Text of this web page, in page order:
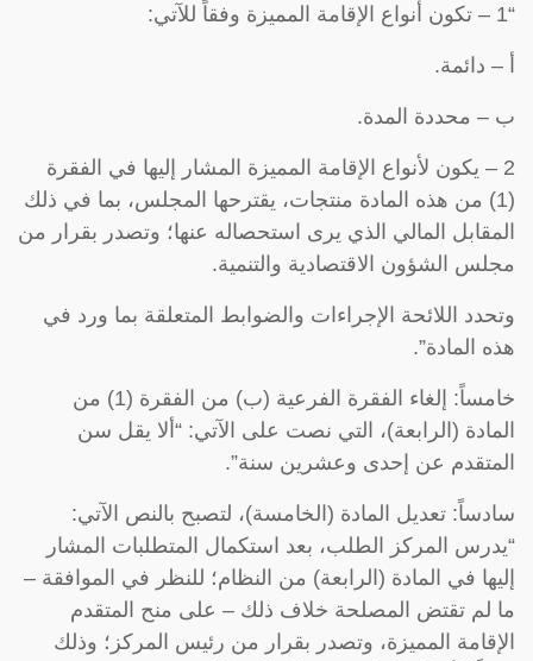
“1 – تكون أنواع الإقامة المميزة وفقاً للآتي:
أ – دائمة.
ب – محددة المدة.
2 – يكون لأنواع الإقامة المميزة المشار إليها في الفقرة
(1) من هذه المادة منتجات، يقترحها المجلس، بما في ذلك
المقابل المالي الذي يرى استحصاله عنها؛ وتصدر بقرار من
مجلس الشؤون الاقتصادية والتنمية.
وتحدد اللائحة الإجراءات والضوابط المتعلقة بما ورد في
هذه المادة”.
خامساً: إلغاء الفقرة الفرعية (ب) من الفقرة (1) من
المادة (الرابعة)، التي نصت على الآتي: “ألا يقل سن
المتقدم عن إحدى وعشرين سنة”.
سادساً: تعديل المادة (الخامسة)، لتصبح بالنص الآتي:
“يدرس المركز الطلب، بعد استكمال المتطلبات المشار
إليها في المادة (الرابعة) من النظام؛ للنظر في الموافقة –
ما لم تقتض المصلحة خلاف ذلك – على منح المتقدم
الإقامة المميزة، وتصدر بقرار من رئيس المركز؛ وذلك